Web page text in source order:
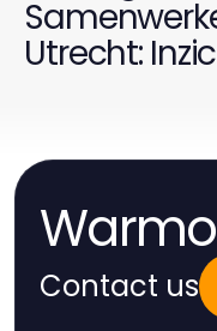
Utrecht:
Contact us